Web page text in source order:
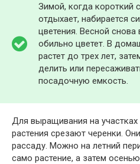
Зимой, когда короткий
отдыхает, набирается
цветения. Весной снова
обильно цветет. В
растет до трех лет,
делить или
посадочную емкость.
Для выращивания на
растения срезают черенки.
рассаду. Можно на летний
само растение, а затем